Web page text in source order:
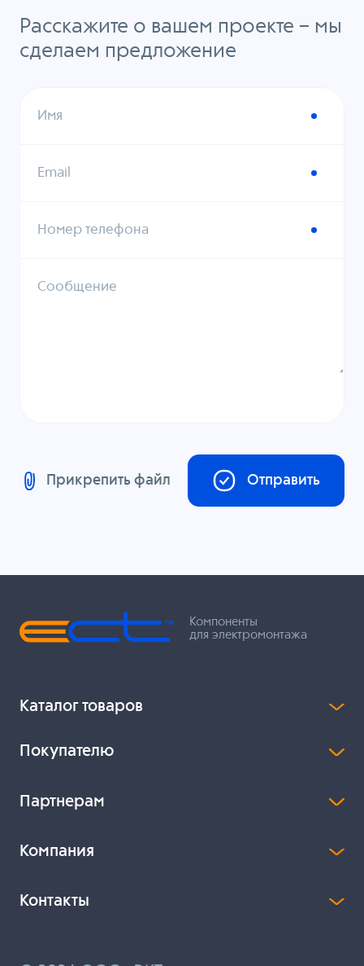
Расскажите о вашем проекте – мы
сделаем предложение
Имя
Email
Номер телефона
Сообщение
Прикрепить файл Отправить
Компоненты
для электромонтажа
Каталог товаров
Покупателю
Партнерам
Компания
Контакты